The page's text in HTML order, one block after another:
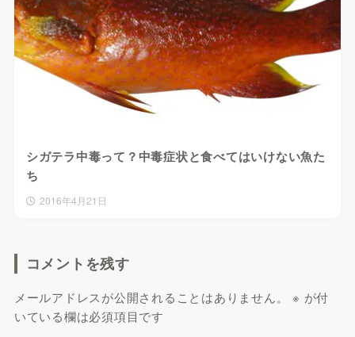
シガテラ中毒って？中毒症状と食べてはいけない魚た
ち
2016年4月21日
コメントを残す
メールアドレスが公開されることはありません。 ※ が付
いている欄は必須項目です